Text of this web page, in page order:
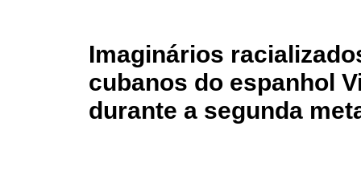
Imaginários
cubanos do espanhol
durante a segunda